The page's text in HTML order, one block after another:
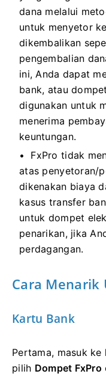
dana melalui
untuk menyetor
dikembalikan
pengembalian
ini, Anda dapat
bank, atau
digunakan untuk
menerima
keuntungan.
FxPro tidak
atas penyetoran/
dikenakan biaya
kasus transfer
untuk dompet
penarikan, jika
perdagangan.
Cara Menarik
Kartu Bank
Pertama, masuk ke
pilih Dompet FxPro